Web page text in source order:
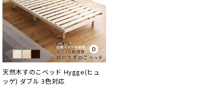
天然木すのこベッド Hygge(ヒュ
ッゲ) ダブル 3色対応